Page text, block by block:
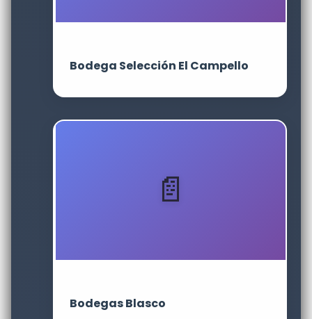
Bodega Selección El Campello
Bodegas Blasco